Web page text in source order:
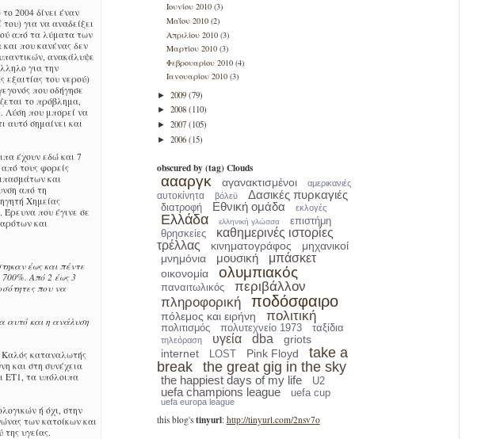
2004 δίνει έναν
για να αναδείξει
από τα λύματα των
που κανένας δεν
ανακάλυψε
για την
του νερού)
που οδήγησε
το πρόβλημα,
Λύση που μπορεί να
αυτό σημαίνει και
έχουν εδώ και 7
τους φορείς
και
από τη
Χημείας
Έρευνα που έγινε σε
και
έως και πέντε
Από 2 έως 3
που να
αυτό και η ανάλυση
Καλός καταναλωτής
και στη συνέχεια
ΕΤ1, τα υπόλοιπα
ή όχι, στην
των κατοίκων και
υγείας.
Ιουνίου 2010(3)
Μαΐου 2010(2)
Απριλίου 2010(3)
Μαρτίου 2010(3)
Φεβρουαρίου 2010(4)
Ιανουαρίου 2010(3)
► 2009 (79)
► 2008 (110)
► 2007 (105)
► 2006 (15)
obscured by (tag) Clouds
αααργκ αγανακτισμένοι αμερικανιές
αυτοκίνητα βόλεϋ Δασικές πυρκαγιές
διατροφή Εθνική ομάδα εκλογές
Ελλάδα ελληνική γλώσσα
επιστήμη
θρησκείες
καθημερινές ιστορίες
τρέλλας
κινηματογράφος
μηχανικοί
μνημόνια
μουσική μπάσκετ
οικονομία ολυμπιακός
παναιτωλικός
περιβάλλον
πληροφορική
ποδόσφαιρο
πόλεμος και ειρήνη πολιτική
πολιτισμός πολυτεχνείο 1973 ταξίδια
τηλεόραση υγεία dba
griots
internet
LOST Pink Floyd
take a
break
the great gig in the sky
the happiest days of my life U2
uefa champions league uefa cup
uefa europa league
this blog's tinyurl: http://tinyurl.com/2nsv7o